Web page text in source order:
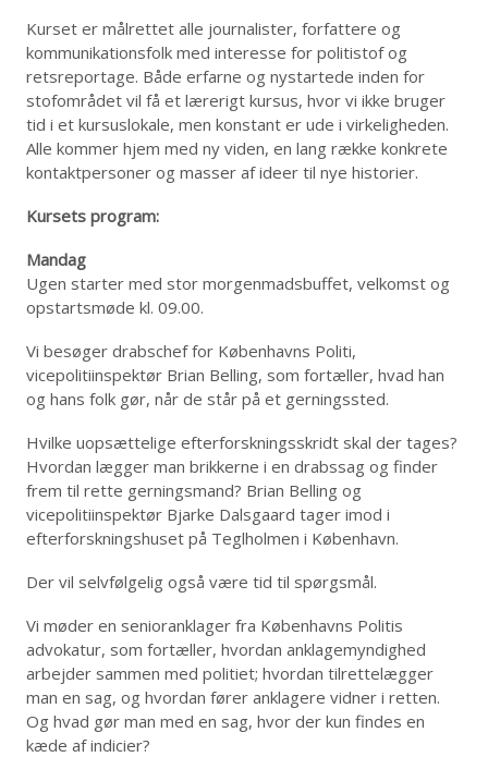
Kurset er målrettet alle journalister, forfattere og
kommunikationsfolk med interesse for politistof og
retsreportage. Både erfarne og nystartede inden for
stofområdet vil få et lærerigt kursus, hvor vi ikke bruger
tid i et kursuslokale, men konstant er ude i virkeligheden.
Alle kommer hjem med ny viden, en lang række konkrete
kontaktpersoner og masser af ideer til nye historier.
Kursets program:
Mandag
Ugen starter med stor morgenmadsbuffet, velkomst og
opstartsmøde kl. 09.00.
Vi besøger drabschef for Københavns Politi,
vicepolitiinspektør Brian Belling, som fortæller, hvad han
og hans folk gør, når de står på et gerningssted.
Hvilke uopsættelige efterforskningsskridt skal der tages?
Hvordan lægger man brikkerne i en drabssag og finder
frem til rette gerningsmand? Brian Belling og
vicepolitiinspektør Bjarke Dalsgaard tager imod i
efterforskningshuset på Teglholmen i København.
Der vil selvfølgelig også være tid til spørgsmål.
Vi møder en senioranklager fra Københavns Politis
advokatur, som fortæller, hvordan anklagemyndighed
arbejder sammen med politiet; hvordan tilrettelægger
man en sag, og hvordan fører anklagere vidner i retten.
Og hvad gør man med en sag, hvor der kun findes en
kæde af indicier?